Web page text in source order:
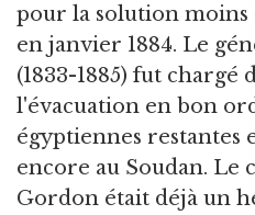
pour la solution
en janvier 1884. Le
(1833-1885) fut chargé
l'évacuation en bon
égyptiennes restantes
encore au Soudan. Le
Gordon était déjà un